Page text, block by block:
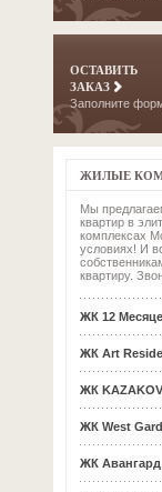
ОСТАВИТЬ
ЗАКАЗ
Заполните
ЖИЛЫЕ
Мы
квартир в
комплексах
условиях! И
квартиру.
ЖК 12
ЖК Art
ЖК
ЖК West
ЖК Авангард